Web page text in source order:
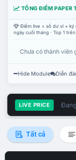
TỔNG ĐIỂM PAPER
Điểm live = số dư ví + ký
ngày cuối tháng · Top 1
Chưa có thành viên
Hide Module Diễn
LIVE PRICE
Tất cả